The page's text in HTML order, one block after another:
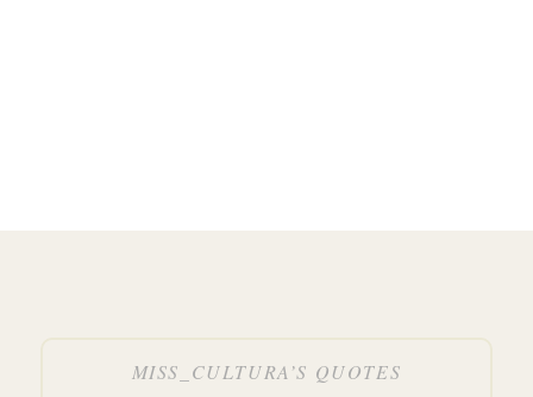
MISS_CULTURA’S QUOTES